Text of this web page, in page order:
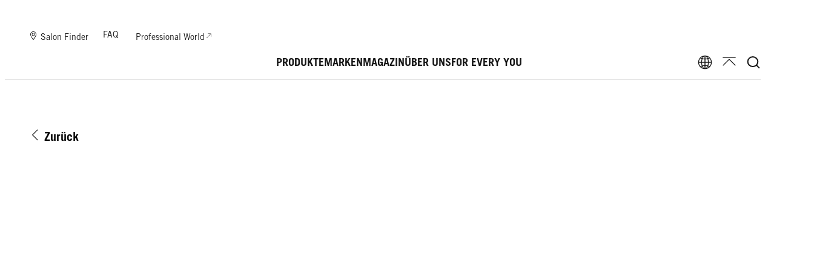
PRODUKTEMARKENMAGAZINÜBER UNSFOR EVERY YOU
Salon Finder FAQ Professional World
Zurück